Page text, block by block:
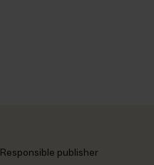
Responsible publisher